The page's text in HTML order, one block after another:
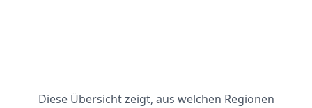
Diese Übersicht zeigt, aus welchen Regionen